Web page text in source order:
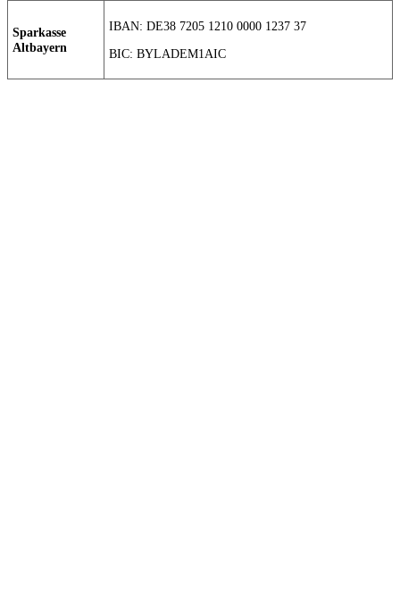
Sparkasse
Altbayern
IBAN: DE38 7205 1210 0000 1237 37
BIC: BYLADEM1AIC